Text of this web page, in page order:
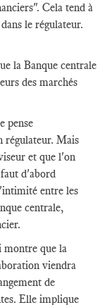
Cela tend à
le régulateur.
la Banque centrale
des marchés
pense
régulateur. Mais
et que l'on
d'abord
entre les
centrale,
montre que la
viendra
de
Elle implique